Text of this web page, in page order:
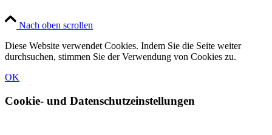
Nach oben scrollen
Diese Website verwendet Cookies. Indem Sie die Seite weiter
durchsuchen, stimmen Sie der Verwendung von Cookies zu.
OK
Cookie- und Datenschutzeinstellungen